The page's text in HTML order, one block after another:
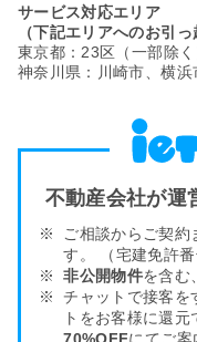
サービス対応エリア
（下記エリアへのお引
東京都：23区（一部除く
神奈川県：川崎市、横浜
不動産会社が運
ご相談からご契約
す。
（宅建免許
非公開物件を含む
チャットで接客を
トをお客様に還元
70%OFFにてご案